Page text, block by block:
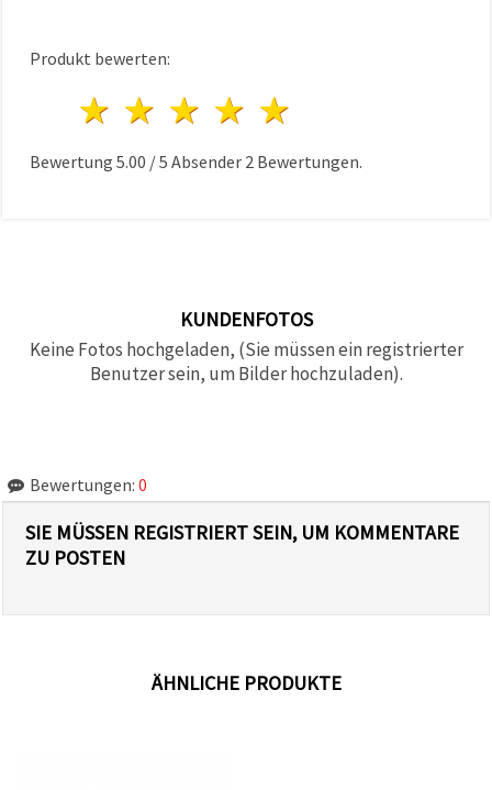
Produkt bewerten:
4 Sterne
3 Sterne
2 Sterne
1 Stern
Bewertung 5.00 /5 Absender 2 Bewertungen.
KUNDENFOTOS
Keine Fotos hochgeladen, (Sie müssen ein registrierter
Benutzer sein, um Bilder hochzuladen).
Bewertungen: 0
SIE MÜSSEN REGISTRIERT SEIN, UM KOMMENTARE
ZU POSTEN
ÄHNLICHE PRODUKTE